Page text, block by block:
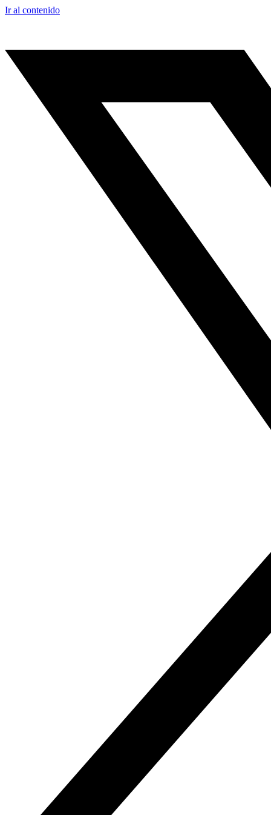
Ir al contenido